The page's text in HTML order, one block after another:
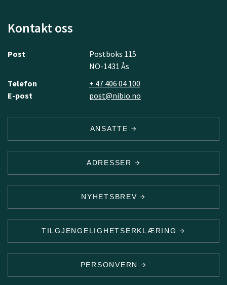
Kontakt oss
Post
Postboks 115
NO-1431 Ås
Telefon
+ 47 406 04 100
E-post
post@nibio.no
ANSATTE
ADRESSER
NYHETSBREV
TILGJENGELIGHETSERKLÆRING
PERSONVERN